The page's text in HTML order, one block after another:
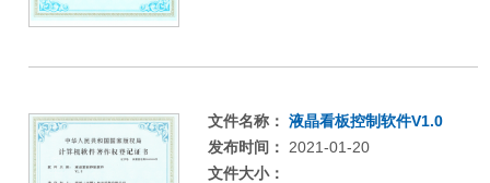
文件名称：液晶看板控制软件V1.0
发布时间： 2021-01-20
文件大小：